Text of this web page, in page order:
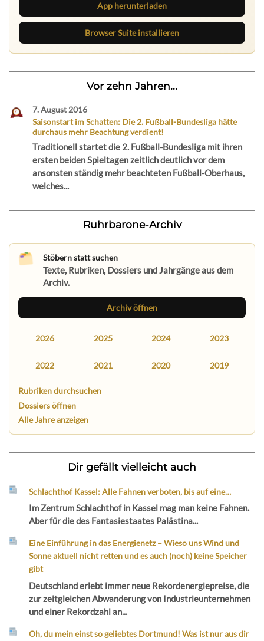
App herunterladen
Browser Suite installieren
Vor zehn Jahren...
7. August 2016
Saisonstart im Schatten: Die 2. Fußball-Bundesliga hätte
durchaus mehr Beachtung verdient!
Traditionell startet die 2. Fußball-Bundesliga mit ihren
ersten beiden Spieltagen zeitlich deutlich vor dem
ansonsten ständig mehr beachteten Fußball-Oberhaus,
welches...
Ruhrbarone-Archiv
Stöbern statt suchen
Texte, Rubriken, Dossiers und Jahrgänge aus dem
Archiv.
Archiv öffnen
2026 2025 2024 2023
2022 2021 2020 2019
Rubriken durchsuchen
Dossiers öffnen
Alle Jahre anzeigen
Dir gefällt vielleicht auch
Schlachthof Kassel: Alle Fahnen verboten, bis auf eine…
Im Zentrum Schlachthof in Kassel mag man keine Fahnen.
Aber für die des Fantasiestaates Palästina...
Eine Einführung in das Energienetz – Wieso uns Wind und
Sonne aktuell nicht retten und es auch (noch) keine Speicher
gibt
Deutschland erlebt immer neue Rekordenergiepreise, die
zur zeitgleichen Abwanderung von Industrieunternehmen
und einer Rekordzahl an...
Oh, du mein einst so geliebtes Dortmund! Was ist nur aus dir